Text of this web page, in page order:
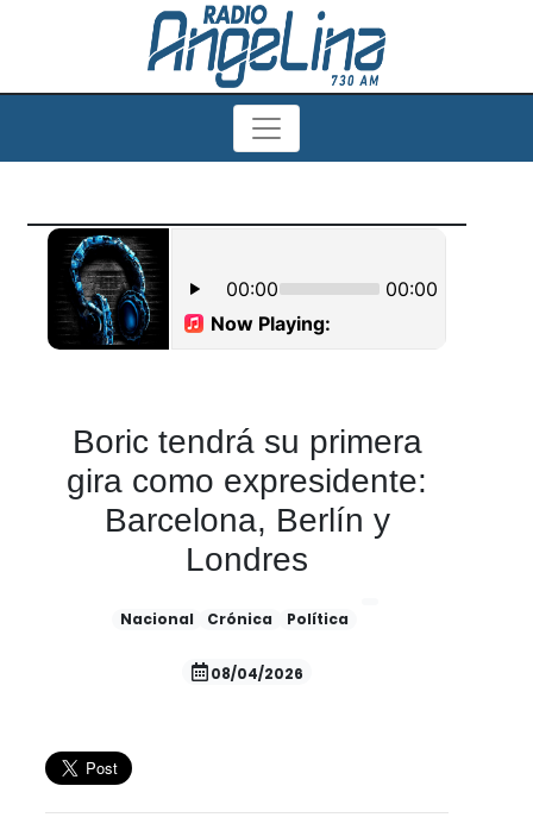
Boric tendrá su primera
gira como expresidente:
Barcelona, Berlín y
Londres
Nacional Crónica Política
08/04/2026